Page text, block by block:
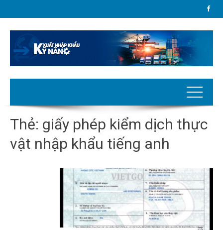
Thẻ: giấy phép kiểm dịch thực
vật nhập khẩu tiếng anh